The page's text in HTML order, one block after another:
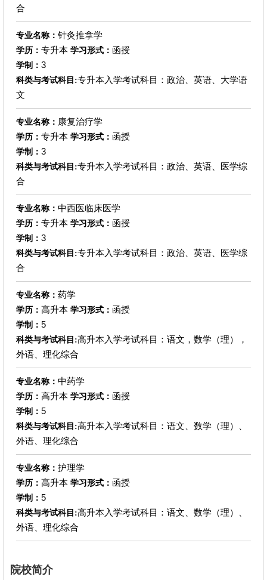
合
专业名称： 针灸推拿学
学历： 专升本 学习形式： 函授
学制： 3
科类与考试科目:专升本入学考试科目：政治、英语、大学语
文
专业名称： 康复治疗学
学历： 专升本 学习形式： 函授
学制： 3
科类与考试科目:专升本入学考试科目：政治、英语、医学综
合
专业名称： 中西医临床医学
学历： 专升本 学习形式： 函授
学制： 3
科类与考试科目:专升本入学考试科目：政治、英语、医学综
合
专业名称： 药学
学历： 高升本 学习形式： 函授
学制： 5
科类与考试科目:高升本入学考试科目：语文，数学（理），
外语、理化综合
专业名称： 中药学
学历： 高升本 学习形式： 函授
学制： 5
科类与考试科目:高升本入学考试科目：语文、数学（理）、
外语、理化综合
专业名称： 护理学
学历： 高升本 学习形式： 函授
学制： 5
科类与考试科目:高升本入学考试科目：语文、数学（理）、
外语、理化综合
院校简介